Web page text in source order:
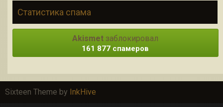
Статистика спама
Akismet заблокировал
161 877 спамеров
Sixteen Theme by InkHive